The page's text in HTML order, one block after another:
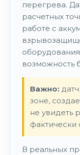
перегрева.
расчетных
работе с
возможность
Важно:
зоне,
не увидеть
фактически
В реальных